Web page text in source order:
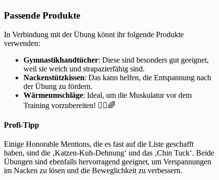
Passende Produkte
In Verbindung mit der Übung könnt ihr folgende Produkte
verwenden:
Gymnastikhandtücher: Diese sind besonders gut geeignet,
weil sie weich und strapazierfähig sind.
Nackenstützkissen: Das kann helfen, die Entspannung nach
der Übung zu fördern.
Wärmeumschläge: Ideal, um die Muskulatur vor dem
Training vorzubereiten! 🧘‍♀️🌈
Profi-Tipp
Einige Honorable Mentions, die es fast auf die Liste geschafft
haben, sind die ‚Katzen-Kuh-Dehnung‘ und das ‚Chin Tuck‘. Beide
Übungen sind ebenfalls hervorragend geeignet, um Verspannungen
im Nacken zu lösen und die Beweglichkeit zu verbessern.